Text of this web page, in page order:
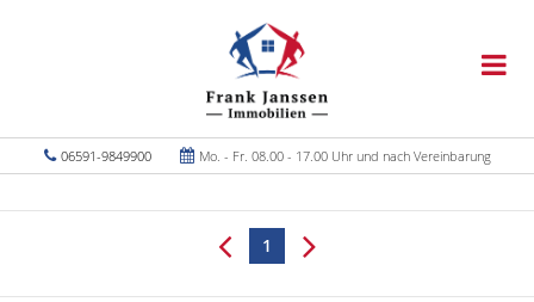
06591-9849900 Mo. - Fr. 08.00 - 17.00 Uhr und nach Vereinbarung
1